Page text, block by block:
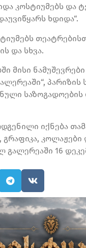
კოსტიუმებს და
ხდიდა“.
და სხვა.
მისი
იქნება
გრაფიკა, კოლაჟები
გალერეაში 16